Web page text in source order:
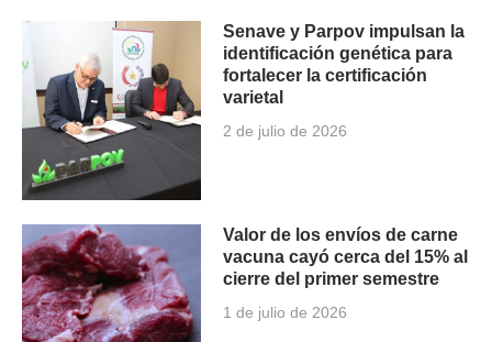
Senave y Parpov impulsan la
identificación genética para
fortalecer la certificación
varietal
2 de julio de 2026
Valor de los envíos de carne
vacuna cayó cerca del 15% al
cierre del primer semestre
1 de julio de 2026